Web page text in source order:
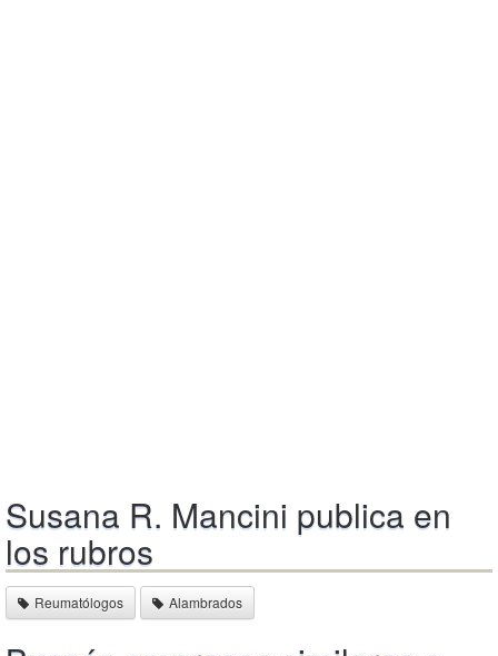
Susana R. Mancini publica en
los rubros
Reumatólogos Alambrados